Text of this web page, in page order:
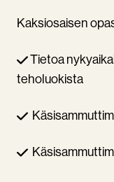
Kaksiosaisen
Tietoa
teholuokista